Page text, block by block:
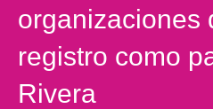
organizaciones
registro como
Rivera